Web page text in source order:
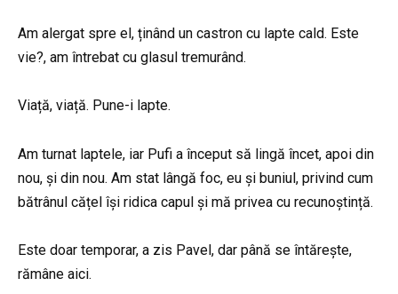
Am alergat spre el, ținând un castron cu lapte cald. Este
vie?, am întrebat cu glasul tremurând.
Viață, viață. Pune-i lapte.
Am turnat laptele, iar Pufi a început să lingă încet, apoi din
nou, și din nou. Am stat lângă foc, eu și buniul, privind cum
bătrânul cățel își ridica capul și mă privea cu recunoștință.
Este doar temporar, a zis Pavel, dar până se întărește,
rămâne aici.